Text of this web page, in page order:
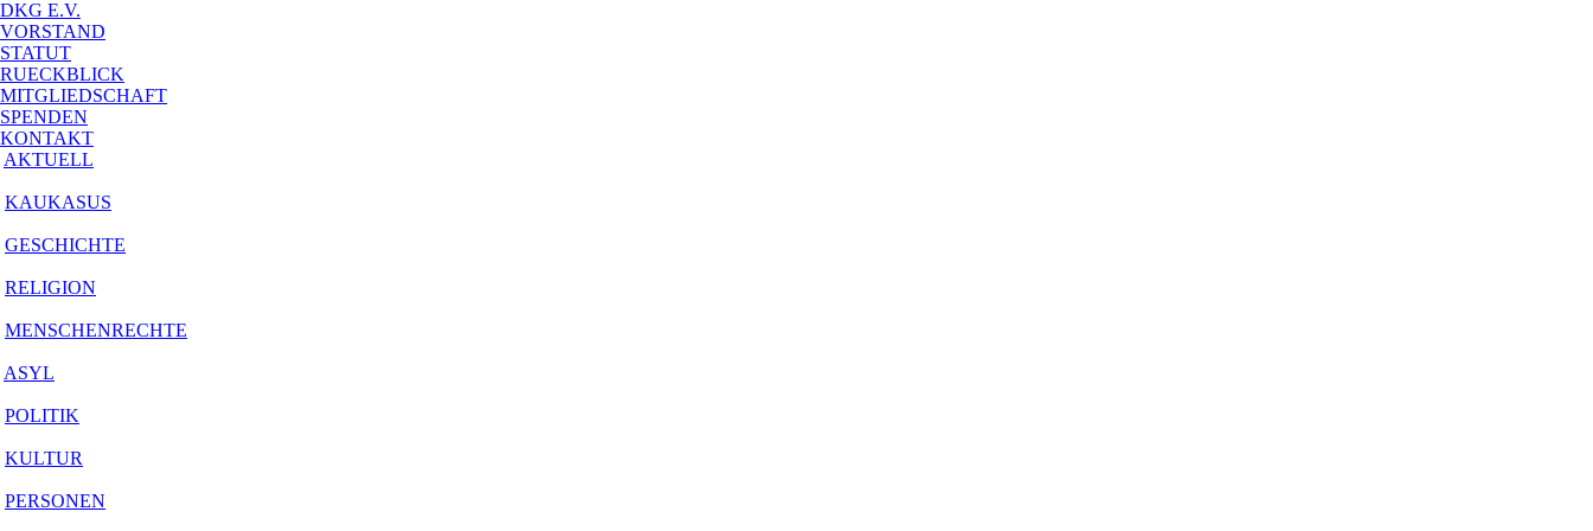
DKG E.V.
VORSTAND
STATUT
RUECKBLICK
MITGLIEDSCHAFT
SPENDEN
KONTAKT
AKTUELL
KAUKASUS
GESCHICHTE
RELIGION
MENSCHENRECHTE
ASYL
POLITIK
KULTUR
PERSONEN